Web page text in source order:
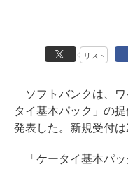
リスト
ソフトバンクは、ワ
タイ基本パック」の
発表した。新規受付は
「ケータイ基本パッ